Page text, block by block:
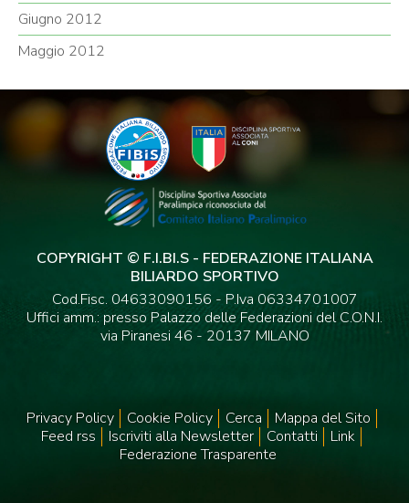
Giugno 2012
Maggio 2012
COPYRIGHT © F.I.BI.S - FEDERAZIONE ITALIANA
BILIARDO SPORTIVO
Cod.Fisc. 04633090156 - P.Iva 06334701007
Uffici amm.: presso Palazzo delle Federazioni del C.O.N.I.
via Piranesi 46 - 20137 MILANO
Privacy Policy Cookie Policy Cerca
Mappa del Sito
Feed rss
Iscriviti alla Newsletter Contatti
Link
Federazione Trasparente